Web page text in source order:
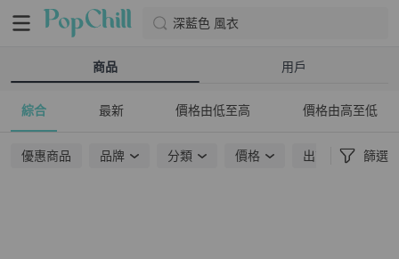
深藍色 風衣
商品 用戶
綜合 最新 價格由低至高 價格由高至低
優惠商品 品牌 分類 價格 出貨地點 篩選